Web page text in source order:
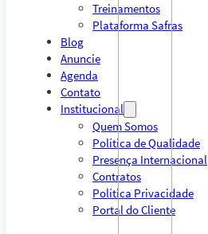
Treinamentos
Plataforma Safras
Blog
Anuncie
Agenda
Contato
Institucional
Quem Somos
Política de Qualidade
Presença Internacional
Contratos
Política Privacidade
Portal do Cliente